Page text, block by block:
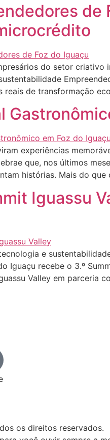
de
do setor criativo
reais de transformação
experiências
que, nos últimos
histórias. Mais do
Iguassu
e
Iguaçu recebe o 3.º
Valley em parceria
os direitos reservados.